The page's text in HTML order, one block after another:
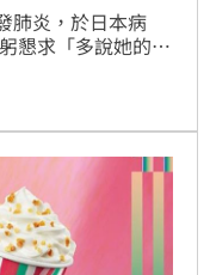
肺炎，於日本病
懇求「多說她的好
她身邊的人，以及